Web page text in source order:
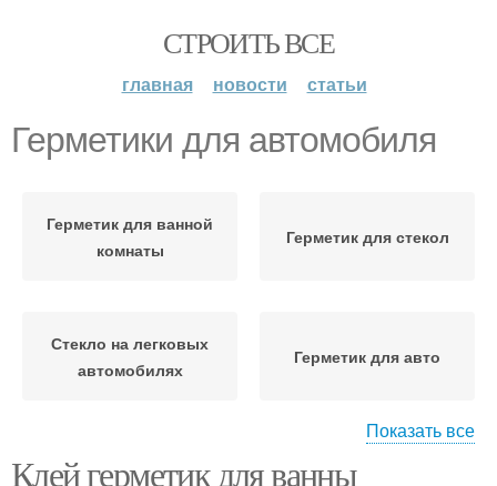
СТРОИТЬ ВСЕ
главная новости статьи
Герметики для автомобиля
Герметик для ванной
комнаты
Герметик для стекол
Стекло на легковых
автомобилях
Герметик для авто
Герметики для
Герметик для фар
Показать все
Клей герметик для ванны